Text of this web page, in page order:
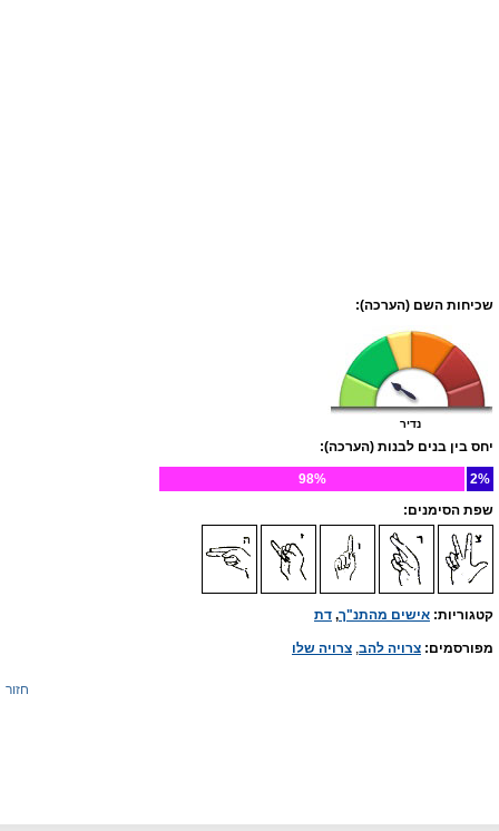
שכיחות השם (הערכה):
נדיר
יחס בין בנים לבנות (הערכה):
2%
98%
שפת הסימנים:
קטגוריות: אישים מהתנ"ך, דת
מפורסמים: צרויה להב, צרויה שלו
חזור